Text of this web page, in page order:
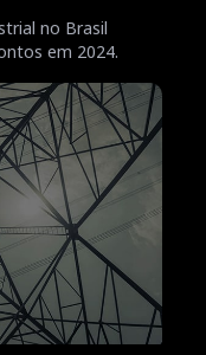
no Brasil
em 2024.